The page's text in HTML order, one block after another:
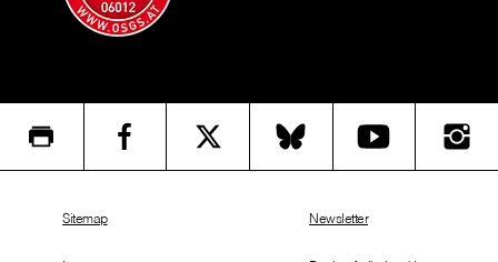
Sitemap Newsletter